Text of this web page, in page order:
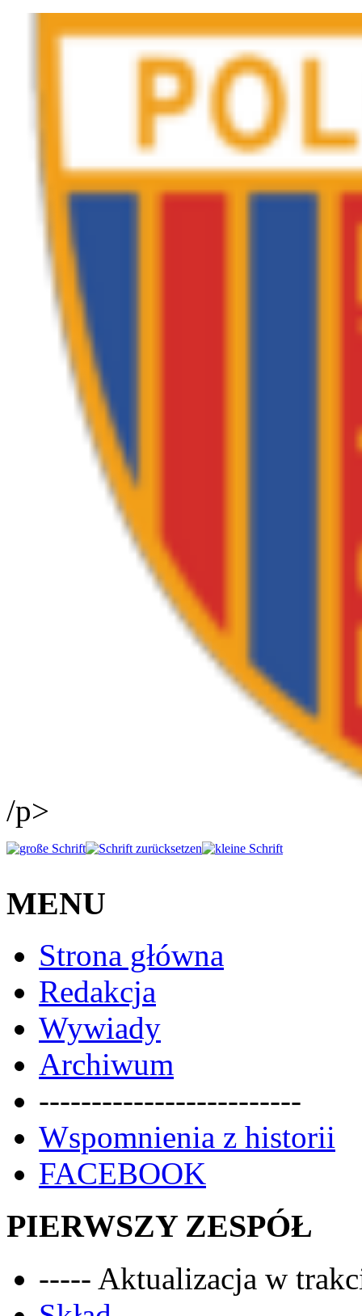
/p>
MENU
Strona główna
Redakcja
Wywiady
Archiwum
-------------------------
Wspomnienia z historii
FACEBOOK
PIERWSZY ZESPÓŁ
----- Aktualizacja w